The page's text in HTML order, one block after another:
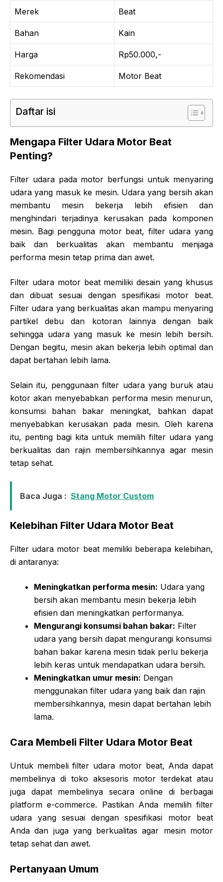
Merek Beat
Bahan Kain
Harga Rp50.000,-
Rekomendasi Motor Beat
Daftar isi
Mengapa Filter Udara Motor Beat
Penting?
Filter udara pada motor berfungsi untuk menyaring
udara yang masuk ke mesin. Udara yang bersih akan
membantu mesin bekerja lebih efisien dan
menghindari terjadinya kerusakan pada komponen
mesin. Bagi pengguna motor beat, filter udara yang
baik dan berkualitas akan membantu menjaga
performa mesin tetap prima dan awet.
Filter udara motor beat memiliki desain yang khusus
dan dibuat sesuai dengan spesifikasi motor beat.
Filter udara yang berkualitas akan mampu menyaring
partikel debu dan kotoran lainnya dengan baik
sehingga udara yang masuk ke mesin lebih bersih.
Dengan begitu, mesin akan bekerja lebih optimal dan
dapat bertahan lebih lama.
Selain itu, penggunaan filter udara yang buruk atau
kotor akan menyebabkan performa mesin menurun,
konsumsi bahan bakar meningkat, bahkan dapat
menyebabkan kerusakan pada mesin. Oleh karena
itu, penting bagi kita untuk memilih filter udara yang
berkualitas dan rajin membersihkannya agar mesin
tetap sehat.
Baca Juga : Stang Motor Custom
Kelebihan Filter Udara Motor Beat
Filter udara motor beat memiliki beberapa kelebihan,
di antaranya:
Meningkatkan performa mesin: Udara yang
bersih akan membantu mesin bekerja lebih
efisien dan meningkatkan performanya.
Mengurangi konsumsi bahan bakar: Filter
udara yang bersih dapat mengurangi konsumsi
bahan bakar karena mesin tidak perlu bekerja
lebih keras untuk mendapatkan udara bersih.
Meningkatkan umur mesin: Dengan
menggunakan filter udara yang baik dan rajin
membersihkannya, mesin dapat bertahan lebih
lama.
Cara Membeli Filter Udara Motor Beat
Untuk membeli filter udara motor beat, Anda dapat
membelinya di toko aksesoris motor terdekat atau
juga dapat membelinya secara online di berbagai
platform e-commerce. Pastikan Anda memilih filter
udara yang sesuai dengan spesifikasi motor beat
Anda dan juga yang berkualitas agar mesin motor
tetap sehat dan awet.
Pertanyaan Umum